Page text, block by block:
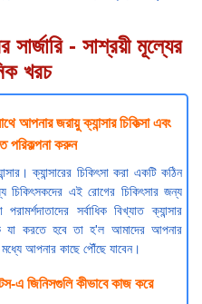
সার্জারি - সাশ্রয়ী মূল্যের
খরচ
আপনার জরায়ু ক্যান্সার চিকিত্সা এবং
পরিকল্পনা করুন
ক্যান্সারের চিকিৎসা করা একটি কঠিন
এই রোগের চিকিৎসার জন্য
সর্বাধিক বিখ্যাত ক্যান্সার
যা করতে হবে তা হ'ল আমাদের আপনার
মধ্যে আপনার কাছে পৌঁছে যাবেন।
এ জিনিসগুলি কীভাবে কাজ করে